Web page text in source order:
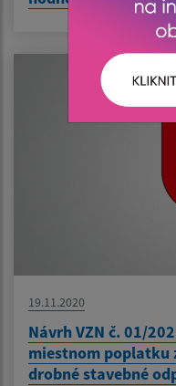
19.11.2020
Návrh VZN č. 01/
miestnom poplatku
drobné stavebné